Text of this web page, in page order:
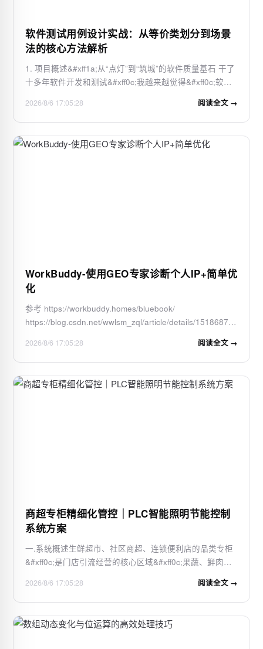
软件测试用例设计实战：从等价类划分到场景
法的核心方法解析
1. 项目概述&#xff1a;从“点灯”到“筑城”的软件质量基石 干了
十多年软件开发和测试&#xff0c;我越来越觉得&#xff0c;软件
你光把电线埋进墙里、水管接上龙头&#xff0c;这不算完。你
得逐个开关试一遍灯亮不…
2026/8/6 17:05:28 阅读全文 →
WorkBuddy-使用GEO专家诊断个人IP+简单优
化
参考 https://workbuddy.homes/bluebook/
https://blog.csdn.net/wwlsm_zql/article/details/151868780
Optimization&#xff0c;即 生成式引擎优化。SEO关注的是
&#xff0c;当用户在搜索引擎里搜某个关键词&#xff0c;官网、
文章、媒体报…
2026/8/6 17:05:28 阅读全文 →
商超专柜精细化管控｜PLC智能照明节能控制
系统方案
一.系统概述生鲜超市、社区商超、连锁便利店的品类专柜
&#xff0c;是门店引流经营的核心区域&#xff0c;果蔬、鲜肉、
有着严格的专属要求&#xff0c;灯光效果直接影响商品卖相和
门店营收。传统商超专柜照明采用统一线路、…
2026/8/6 17:05:28 阅读全文 →